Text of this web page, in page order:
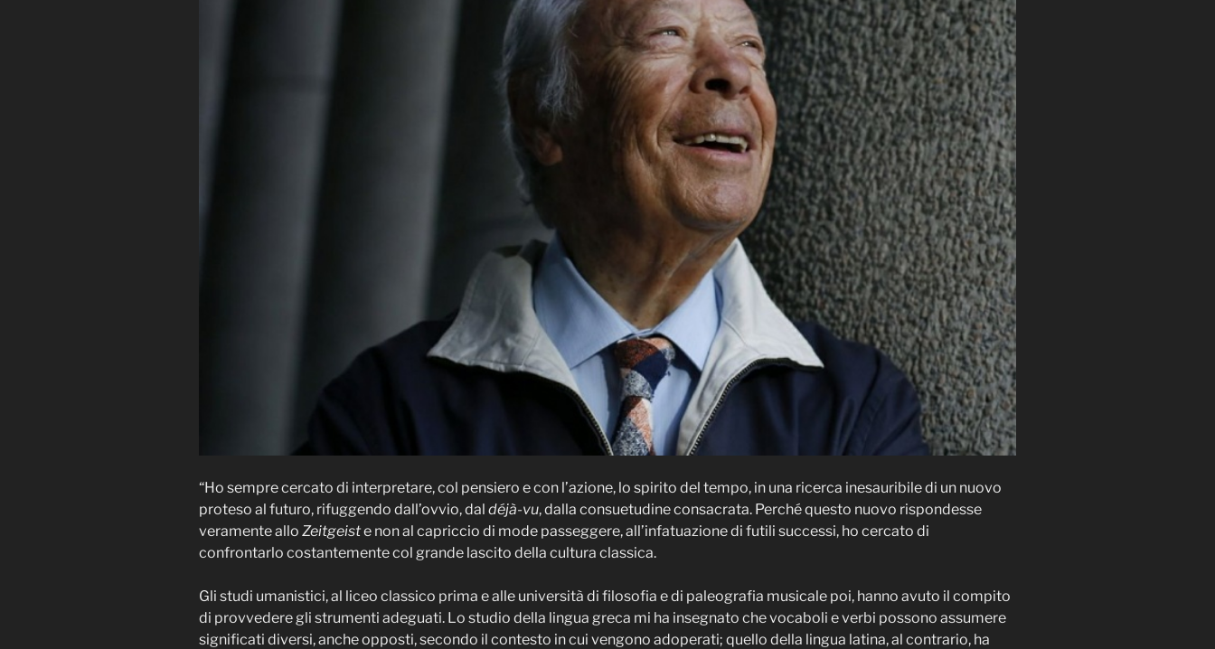
“Ho sempre cercato di interpretare, col pensiero e con l’azione, lo spirito del tempo, in una ricerca inesauribile di un nuovo
proteso al futuro, rifuggendo dall’ovvio, dal déjà-vu, dalla consuetudine consacrata. Perché questo nuovo rispondesse
veramente allo Zeitgeiste non al capriccio di mode passeggere, all’infatuazione di futili successi, ho cercato di
confrontarlo costantemente col grande lascito della cultura classica.
Gli studi umanistici, al liceo classico prima e alle università di filosofia e di paleografia musicale poi, hanno avuto il compito
di provvedere gli strumenti adeguati. Lo studio della lingua greca mi ha insegnato che vocaboli e verbi possono assumere
significati diversi, anche opposti, secondo il contesto in cui vengono adoperati; quello della lingua latina, al contrario, ha